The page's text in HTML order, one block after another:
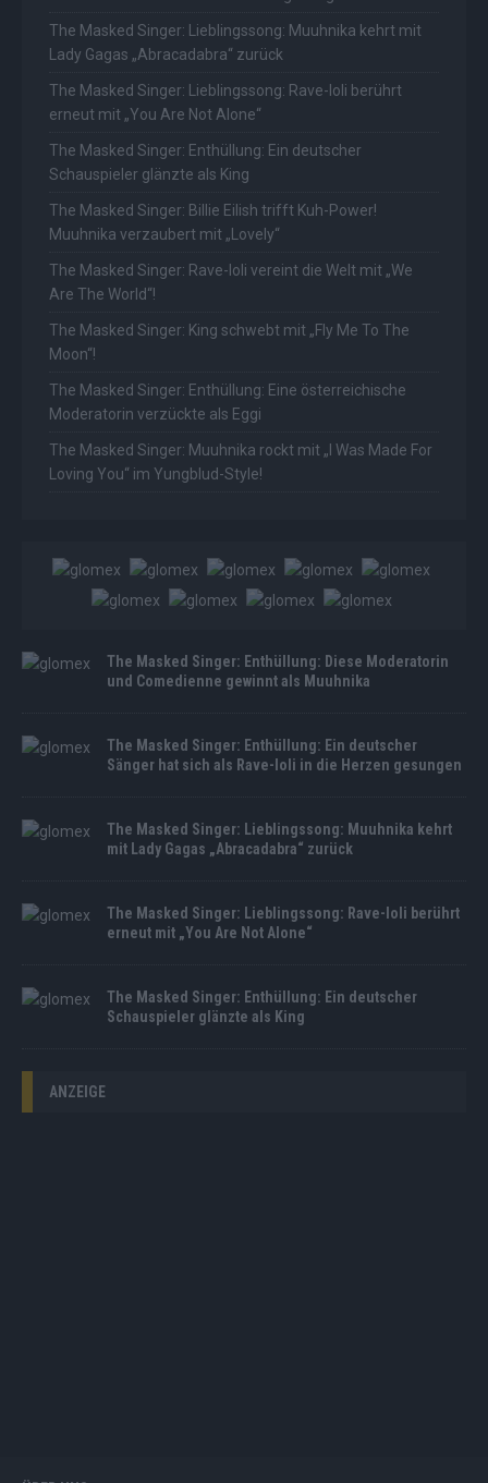
The Masked Singer: Lieblingssong: Muuhnika kehrt mit
Lady Gagas „Abracadabra“ zurück
The Masked Singer: Lieblingssong: Rave-Ioli berührt
erneut mit „You Are Not Alone“
The Masked Singer: Enthüllung: Ein deutscher
Schauspieler glänzte als King
The Masked Singer: Billie Eilish trifft Kuh-Power!
Muuhnika verzaubert mit „Lovely“
The Masked Singer: Rave-Ioli vereint die Welt mit „We
Are The World“!
The Masked Singer: King schwebt mit „Fly Me To The
Moon“!
The Masked Singer: Enthüllung: Eine österreichische
Moderatorin verzückte als Eggi
The Masked Singer: Muuhnika rockt mit „I Was Made For
Loving You“ im Yungblud-Style!
The Masked Singer: Enthüllung: Diese Moderatorin
und Comedienne gewinnt als Muuhnika
The Masked Singer: Enthüllung: Ein deutscher
Sänger hat sich als Rave-Ioli in die Herzen gesungen
The Masked Singer: Lieblingssong: Muuhnika kehrt
mit Lady Gagas „Abracadabra“ zurück
The Masked Singer: Lieblingssong: Rave-Ioli berührt
erneut mit „You Are Not Alone“
The Masked Singer: Enthüllung: Ein deutscher
Schauspieler glänzte als King
ANZEIGE